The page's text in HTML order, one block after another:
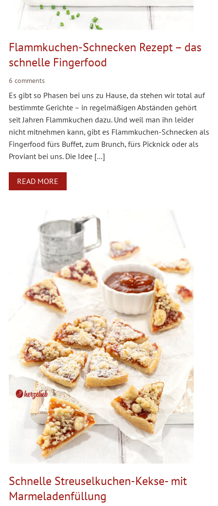
Flammkuchen-Schnecken Rezept – das
schnelle Fingerfood
6 comments
Es gibt so Phasen bei uns zu Hause, da stehen wir total auf
bestimmte Gerichte – in regelmäßigen Abständen gehört
seit Jahren Flammkuchen dazu. Und weil man ihn leider
nicht mitnehmen kann, gibt es Flammkuchen-Schnecken als
Fingerfood fürs Buffet, zum Brunch, fürs Picknick oder als
Proviant bei uns. Die Idee […]
READ MORE
Schnelle Streuselkuchen-Kekse- mit
Marmeladenfüllung